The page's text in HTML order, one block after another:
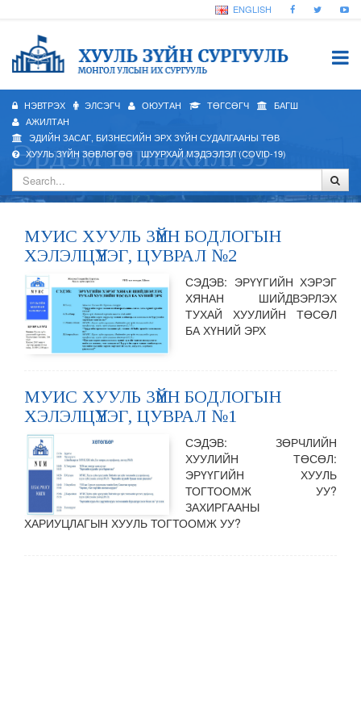
ENGLISH
НЭВТРЭХ ЭЛСЭГЧ ОЮУТАН ТӨГСӨГЧ
БАГШ
АЖИЛТАН
ЭДИЙН ЗАСАГ, БИЗНЕСИЙН ЭРХ ЗҮЙН СУДАЛГААНЫ ТӨВ
ХУУЛЬ ЗҮЙН ЗӨВЛӨГӨӨ
ШУУРХАЙ МЭДЭЭЛЭЛ (COVID-19)
Эрдэм шинжилгээ
МУИС ХУУЛЬ ЗҮЙН БОДЛОГЫН
ХЭЛЭЛЦҮҮЛЭГ, ЦУВРАЛ №2
СЭДЭВ: ЭРҮҮГИЙН ХЭРЭГ
ХЯНАН ШИЙДВЭРЛЭХ
ТУХАЙ ХУУЛИЙН ТӨСӨЛ
БА ХҮНИЙ ЭРХ
МУИС ХУУЛЬ ЗҮЙН БОДЛОГЫН
ХЭЛЭЛЦҮҮЛЭГ, ЦУВРАЛ №1
СЭДЭВ: ЗӨРЧЛИЙН
ХУУЛИЙН ТӨСӨЛ:
ЭРҮҮГИЙН ХУУЛЬ
ТОГТООМЖ УУ?
ЗАХИРГААНЫ
ХАРИУЦЛАГЫН ХУУЛЬ ТОГТООМЖ УУ?